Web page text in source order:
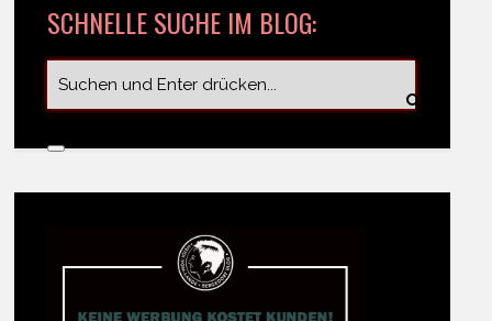
SCHNELLE SUCHE IM BLOG: